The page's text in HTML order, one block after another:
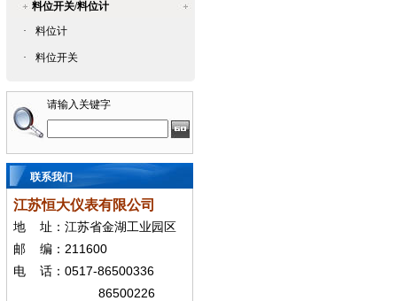
料位开关/料位计
·
料位计
· 料位开关
请输入关键字
联系我们
江苏恒大仪表有限公司
地
址：江苏省金湖工业园区
邮
编： 211600
电 话： 0517-86500336
86500226